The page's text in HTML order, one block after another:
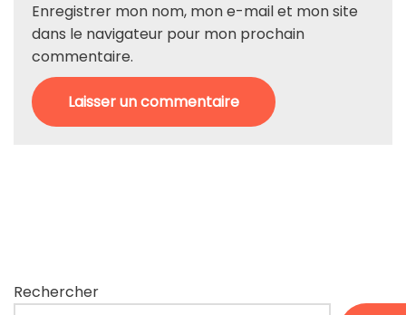
Enregistrer mon nom, mon e-mail et mon site
dans le navigateur pour mon prochain
commentaire.
Rechercher